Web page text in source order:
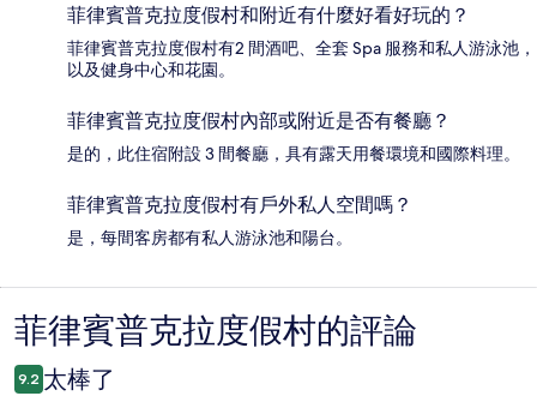
菲律賓普克拉度假村和附近有什麼好看好玩的？
菲律賓普克拉度假村有2 間酒吧、全套 Spa 服務和私人游泳池，
以及健身中心和花園。
菲律賓普克拉度假村內部或附近是否有餐廳？
是的，此住宿附設 3 間餐廳，具有露天用餐環境和國際料理。
菲律賓普克拉度假村有戶外私人空間嗎？
是，每間客房都有私人游泳池和陽台。
評
論
菲律賓普克拉度假村的評論
9.2 太棒了